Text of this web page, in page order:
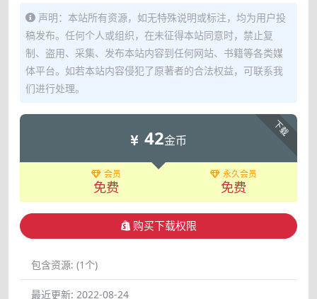
声明：本站所有资源，如无特殊说明或标注，均为用户投
稿发布。任何个人或组织，在未征得本站同意时，禁止复
制、盗用、采集、发布本站内容到任何网站、书籍等各类媒
体平台。如若本站内容侵犯了原著者的合法权益，可联系我
们进行处理。
下载
42金币
会员
免费
永久会员
免费
购买下载权限
包含资源: (1个)
最近更新: 2022-08-24